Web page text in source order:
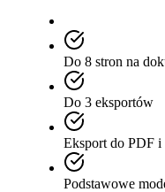
Do 8 stron na
Do 3 eksportów
Eksport do PDF i
Podstawowe